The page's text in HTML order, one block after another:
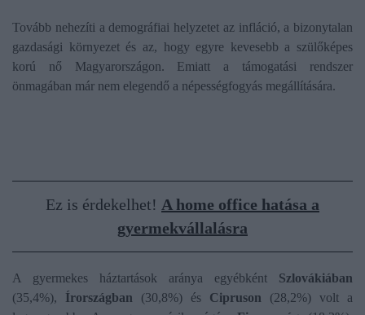
Tovább nehezíti a demográfiai helyzetet az infláció, a bizonytalan
gazdasági környezet és az, hogy egyre kevesebb a szülőképes
korú nő Magyarországon. Emiatt a támogatási rendszer
önmagában már nem elegendő a népességfogyás megállítására.
Ez is érdekelhet! A home office hatása a
gyermekvállalásra
A gyermekes háztartások aránya egyébként Szlovákiában
(35,4%), Írországban (30,8%) és Cipruson (28,2%) volt a